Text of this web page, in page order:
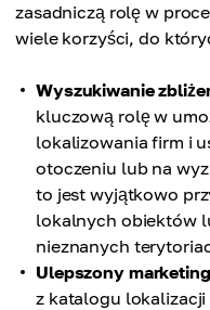
zasadniczą rolę w
wiele korzyści, do
Wyszukiwanie
kluczową rolę w
lokalizowania firm i
otoczeniu lub na
to jest wyjątkowo
lokalnych obiektów
nieznanych
Ulepszony
z katalogu